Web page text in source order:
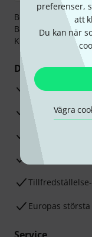
preferenser,
att
Du kan när
Vägra
Betalningen kan
Banköverföring,
Kreditkort.
Dina fördelar
3-år Thomann-
30 dagars
Råd från våra
Europas